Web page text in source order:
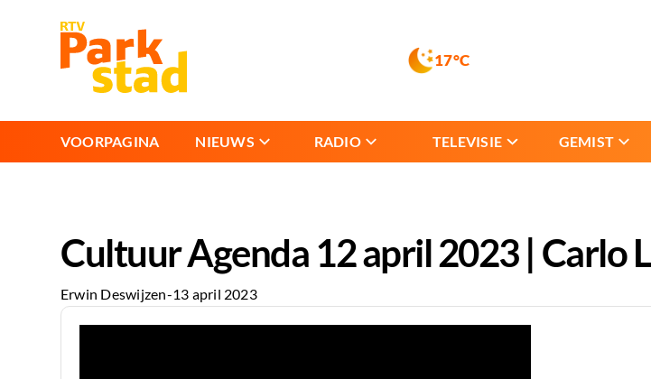
17°C
VOORPAGINA NIEUWS RADIO TELEVISIE GEMIST
Cultuur Agenda 12 april 2023 | Carlo
Erwin Deswijzen-13 april 2023